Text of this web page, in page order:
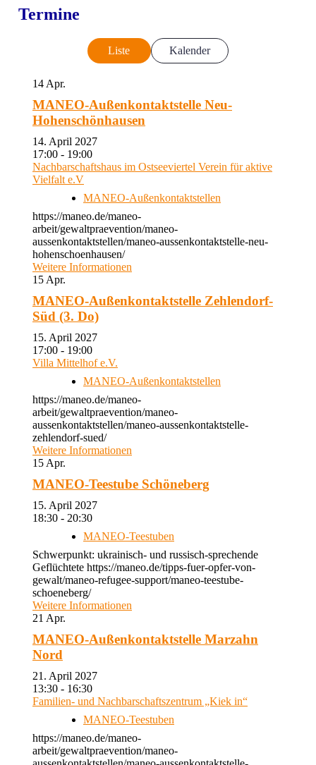
Termine
Liste Kalender
14 Apr.
MANEO-Außenkontaktstelle Neu-
Hohenschönhausen
14. April 2027
17:00 - 19:00
Nachbarschaftshaus im Ostseeviertel Verein für aktive
Vielfalt e.V
MANEO-Außenkontaktstellen
https://maneo.de/maneo-
arbeit/gewaltpraevention/maneo-
aussenkontaktstellen/maneo-aussenkontaktstelle-neu-
hohenschoenhausen/
Weitere Informationen
15 Apr.
MANEO-Außenkontaktstelle Zehlendorf-
Süd (3. Do)
15. April 2027
17:00 - 19:00
Villa Mittelhof e.V.
MANEO-Außenkontaktstellen
https://maneo.de/maneo-
arbeit/gewaltpraevention/maneo-
aussenkontaktstellen/maneo-aussenkontaktstelle-
zehlendorf-sued/
Weitere Informationen
15 Apr.
MANEO-Teestube Schöneberg
15. April 2027
18:30 - 20:30
MANEO-Teestuben
Schwerpunkt: ukrainisch- und russisch-sprechende
Geflüchtete https://maneo.de/tipps-fuer-opfer-von-
gewalt/maneo-refugee-support/maneo-teestube-
schoeneberg/
Weitere Informationen
21 Apr.
MANEO-Außenkontaktstelle Marzahn
Nord
21. April 2027
13:30 - 16:30
Familien- und Nachbarschaftszentrum „Kiek in“
MANEO-Teestuben
https://maneo.de/maneo-
arbeit/gewaltpraevention/maneo-